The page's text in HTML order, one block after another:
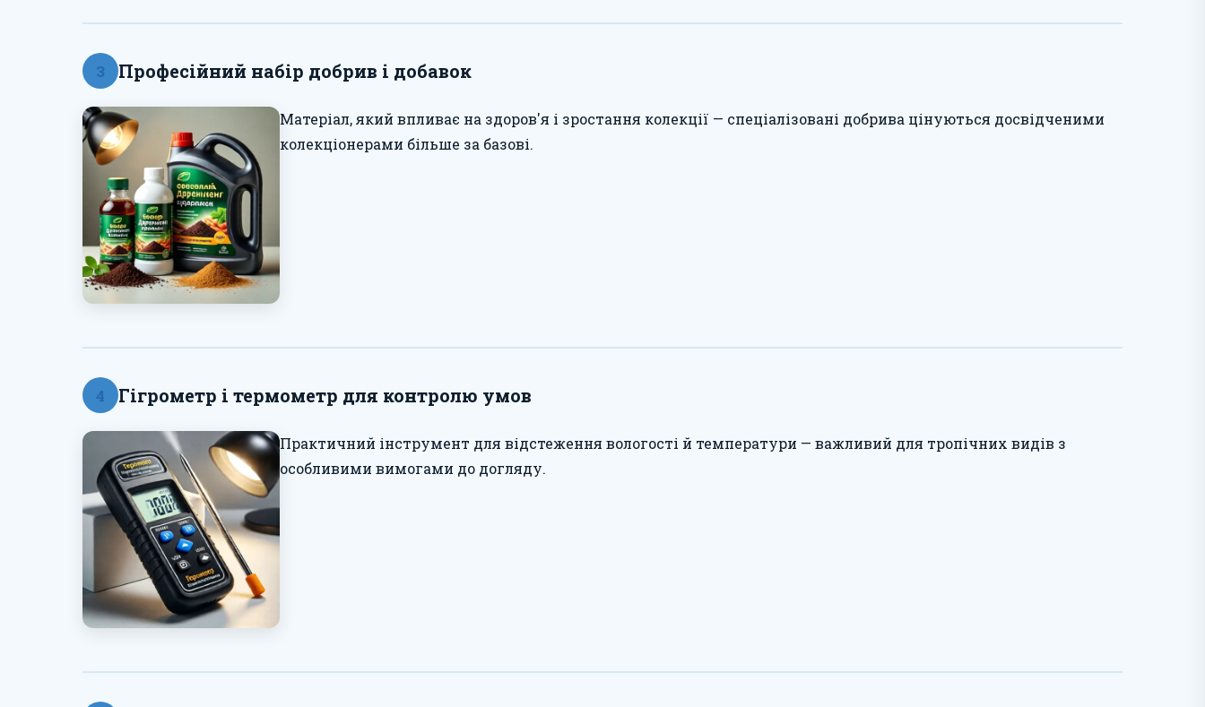
3 Професійний набір добрив і добавок
Матеріал, який впливає на здоров'я і зростання колекції — спеціалізовані добрива цінуються досвідченими
колекціонерами більше за базові.
4 Гігрометр і термометр для контролю умов
Практичний інструмент для відстеження вологості й температури — важливий для тропічних видів з
особливими вимогами до догляду.